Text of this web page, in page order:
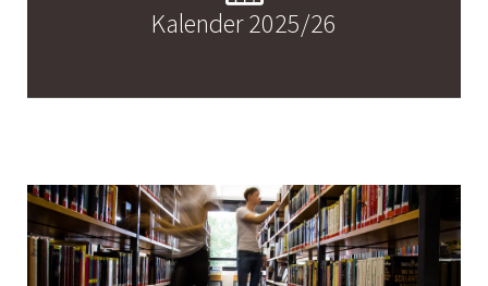
Kalender 2025/26